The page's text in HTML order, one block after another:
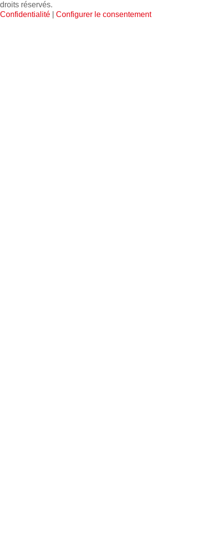
droits réservés.
Confidentialité
Configurer le consentement